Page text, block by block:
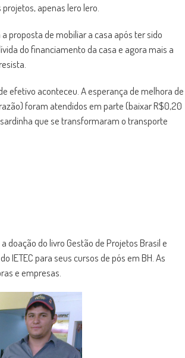
apenas lero lero.
proposta de mobiliar a casa após ter sido
do financiamento da casa e agora mais a
efetivo aconteceu. A esperança de melhora de
foram atendidos em parte (baixar R$0,20
que se transformaram o transporte
doação do livro Gestão de Projetos Brasil e
IETEC para seus cursos de pós em BH. As
e empresas.